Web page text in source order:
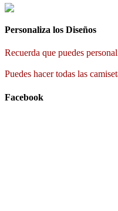
Personaliza los Diseños
Recuerda que puedes
Puedes hacer todas las
Facebook